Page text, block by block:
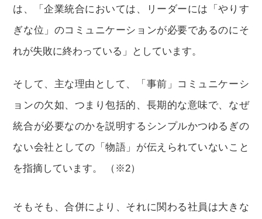
は、「企業統合においては、リーダーには「やりす
ぎな位」のコミュニケーションが必要であるのにそ
れが失敗に終わっている」としています。
そして、主な理由として、「事前」コミュニケーシ
ョンの欠如、つまり包括的、長期的な意味で、なぜ
統合が必要なのかを説明するシンプルかつゆるぎの
ない会社としての「物語」が伝えられていないこと
を指摘しています。 （※2）
そもそも、合併により、それに関わる社員は大きな